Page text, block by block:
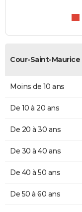
Cour-Saint-Maurice
Moins de 10 ans
De 10 à 20 ans
De 20 à 30 ans
De 30 à 40 ans
De 40 à 50 ans
De 50 à 60 ans